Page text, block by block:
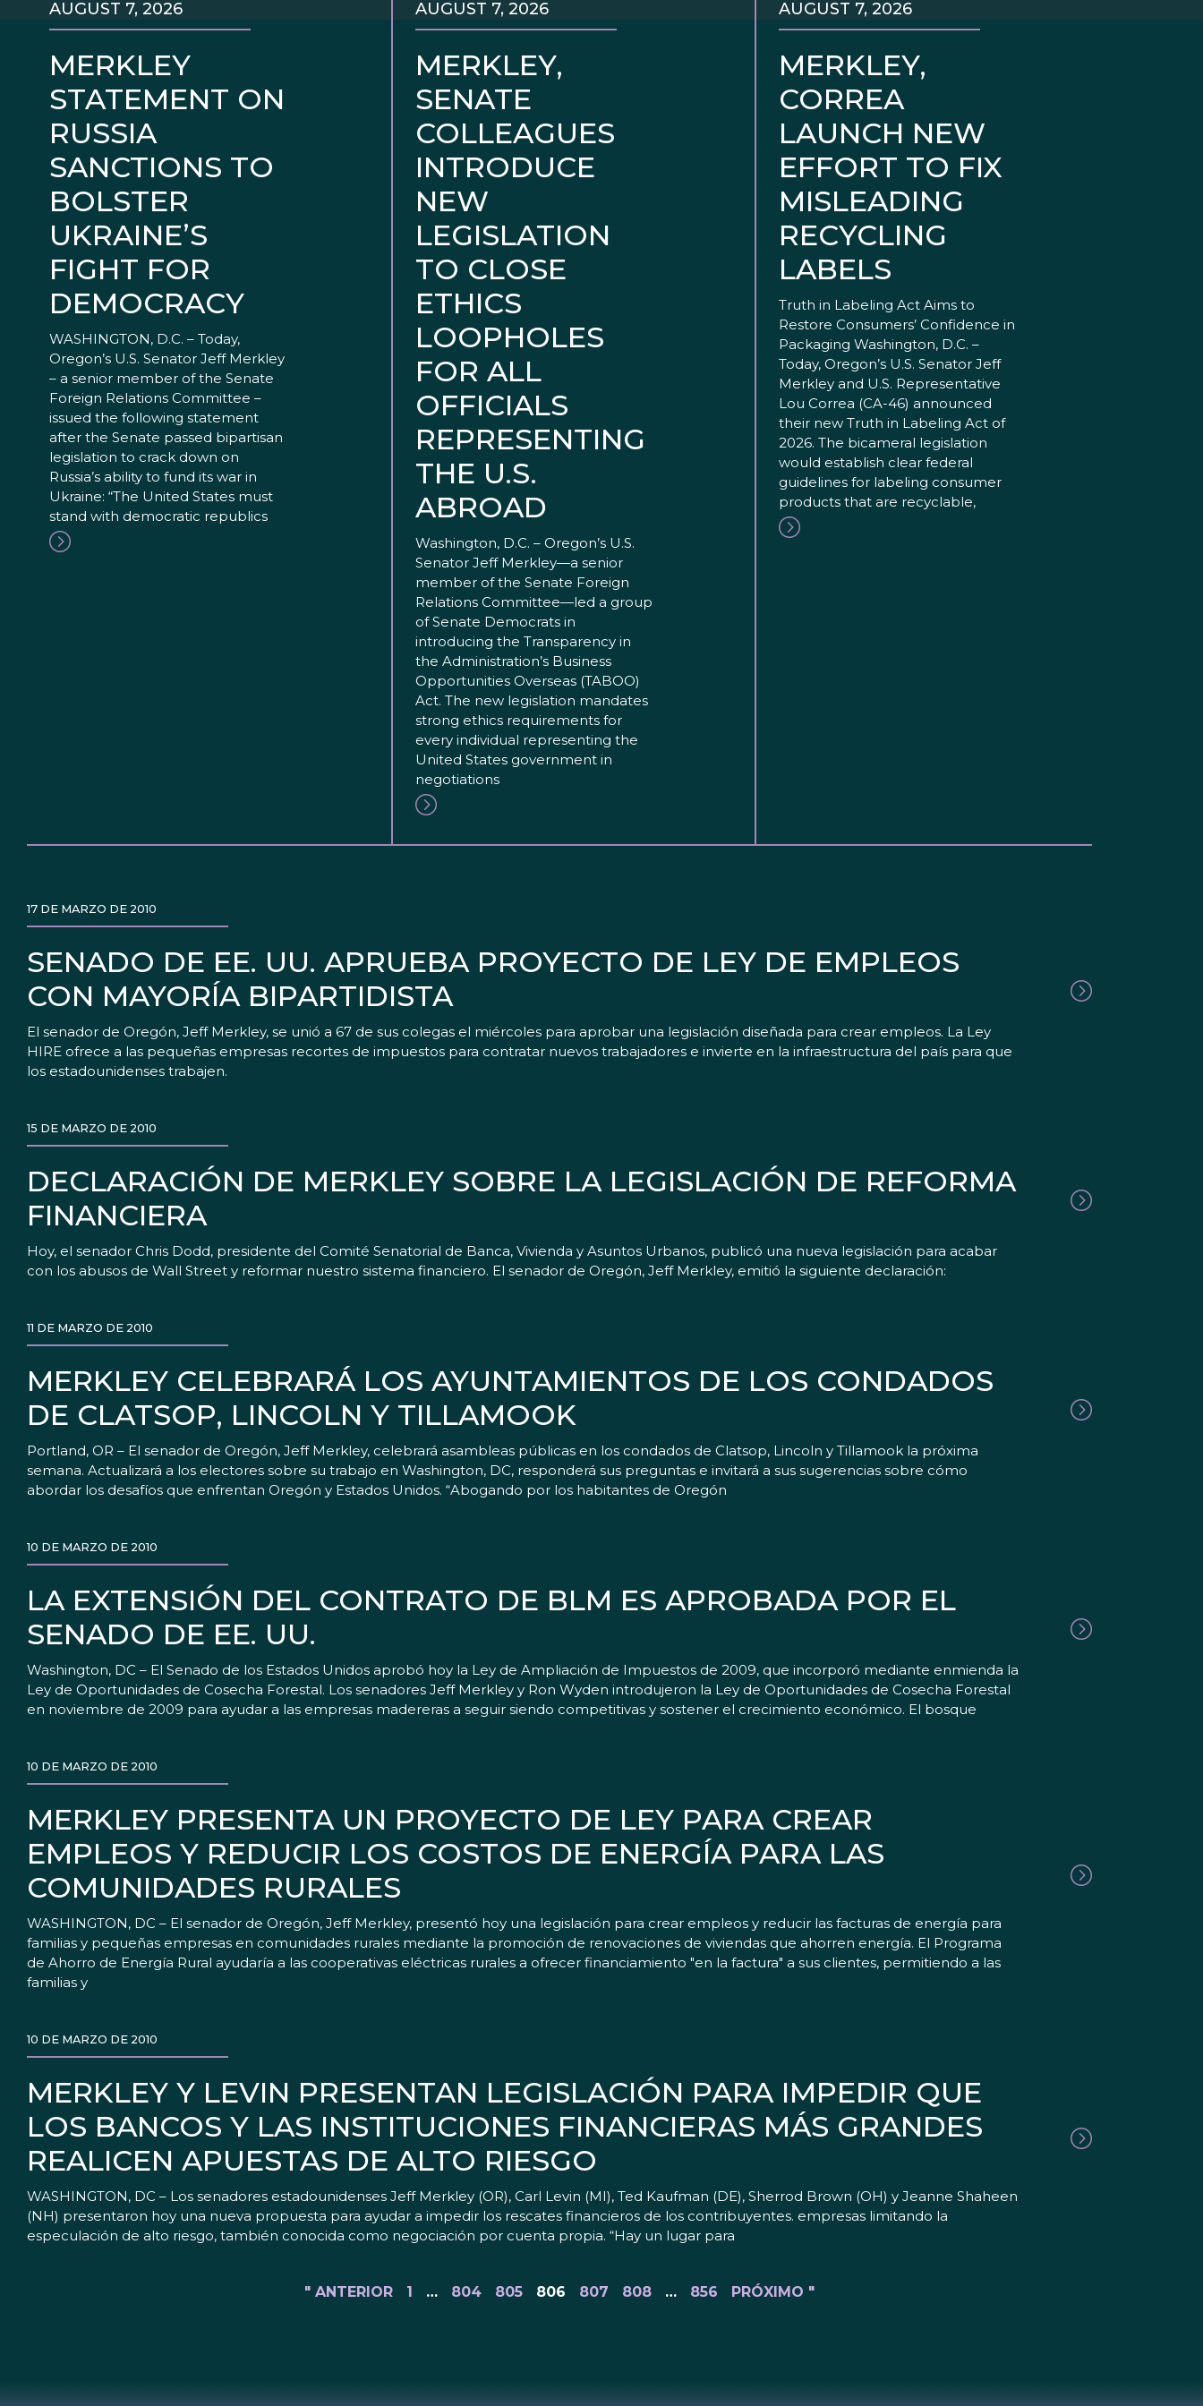
MERKLEY
STATEMENT ON
RUSSIA
SANCTIONS TO
BOLSTER
UKRAINE’S
FIGHT FOR
DEMOCRACY
AUGUST 7, 2026
WASHINGTON, D.C. – Today,
Oregon’s U.S. Senator Jeff Merkley
– a senior member of the Senate
Foreign Relations Committee –
issued the following statement
after the Senate passed bipartisan
legislation to crack down on
Russia’s ability to fund its war in
Ukraine: “The United States must
stand with democratic republics
MERKLEY,
SENATE
COLLEAGUES
INTRODUCE
NEW
LEGISLATION
TO CLOSE
ETHICS
LOOPHOLES
FOR ALL
OFFICIALS
REPRESENTING
THE U.S.
ABROAD
AUGUST 7, 2026
Washington, D.C. – Oregon’s U.S.
Senator Jeff Merkley—a senior
member of the Senate Foreign
Relations Committee—led a group
of Senate Democrats in
introducing the Transparency in
the Administration’s Business
Opportunities Overseas (TABOO)
Act. The new legislation mandates
strong ethics requirements for
every individual representing the
United States government in
negotiations
MERKLEY,
CORREA
LAUNCH NEW
EFFORT TO FIX
MISLEADING
RECYCLING
LABELS
AUGUST 7, 2026
Truth in Labeling Act Aims to
Restore Consumers’ Confidence in
Packaging Washington, D.C. –
Today, Oregon’s U.S. Senator Jeff
Merkley and U.S. Representative
Lou Correa (CA-46) announced
their new Truth in Labeling Act of
2026. The bicameral legislation
would establish clear federal
guidelines for labeling consumer
products that are recyclable,
SENADO DE EE. UU. APRUEBA PROYECTO DE LEY DE EMPLEOS
CON MAYORÍA BIPARTIDISTA
17 DE MARZO DE 2010
El senador de Oregón, Jeff Merkley, se unió a 67 de sus colegas el miércoles para aprobar una legislación diseñada para crear empleos. La Ley
HIRE ofrece a las pequeñas empresas recortes de impuestos para contratar nuevos trabajadores e invierte en la infraestructura del país para que
los estadounidenses trabajen.
DECLARACIÓN DE MERKLEY SOBRE LA LEGISLACIÓN DE REFORMA
FINANCIERA
15 DE MARZO DE 2010
Hoy, el senador Chris Dodd, presidente del Comité Senatorial de Banca, Vivienda y Asuntos Urbanos, publicó una nueva legislación para acabar
con los abusos de Wall Street y reformar nuestro sistema financiero. El senador de Oregón, Jeff Merkley, emitió la siguiente declaración:
MERKLEY CELEBRARÁ LOS AYUNTAMIENTOS DE LOS CONDADOS
DE CLATSOP, LINCOLN Y TILLAMOOK
11 DE MARZO DE 2010
Portland, OR – El senador de Oregón, Jeff Merkley, celebrará asambleas públicas en los condados de Clatsop, Lincoln y Tillamook la próxima
semana. Actualizará a los electores sobre su trabajo en Washington, DC, responderá sus preguntas e invitará a sus sugerencias sobre cómo
abordar los desafíos que enfrentan Oregón y Estados Unidos. “Abogando por los habitantes de Oregón
LA EXTENSIÓN DEL CONTRATO DE BLM ES APROBADA POR EL
SENADO DE EE. UU.
10 DE MARZO DE 2010
Washington, DC – El Senado de los Estados Unidos aprobó hoy la Ley de Ampliación de Impuestos de 2009, que incorporó mediante enmienda la
Ley de Oportunidades de Cosecha Forestal. Los senadores Jeff Merkley y Ron Wyden introdujeron la Ley de Oportunidades de Cosecha Forestal
en noviembre de 2009 para ayudar a las empresas madereras a seguir siendo competitivas y sostener el crecimiento económico. El bosque
MERKLEY PRESENTA UN PROYECTO DE LEY PARA CREAR
EMPLEOS Y REDUCIR LOS COSTOS DE ENERGÍA PARA LAS
COMUNIDADES RURALES
10 DE MARZO DE 2010
WASHINGTON, DC – El senador de Oregón, Jeff Merkley, presentó hoy una legislación para crear empleos y reducir las facturas de energía para
familias y pequeñas empresas en comunidades rurales mediante la promoción de renovaciones de viviendas que ahorren energía. El Programa
de Ahorro de Energía Rural ayudaría a las cooperativas eléctricas rurales a ofrecer financiamiento "en la factura" a sus clientes, permitiendo a las
familias y
MERKLEY Y LEVIN PRESENTAN LEGISLACIÓN PARA IMPEDIR QUE
LOS BANCOS Y LAS INSTITUCIONES FINANCIERAS MÁS GRANDES
REALICEN APUESTAS DE ALTO RIESGO
10 DE MARZO DE 2010
WASHINGTON, DC – Los senadores estadounidenses Jeff Merkley (OR), Carl Levin (MI), Ted Kaufman (DE), Sherrod Brown (OH) y Jeanne Shaheen
(NH) presentaron hoy una nueva propuesta para ayudar a impedir los rescates financieros de los contribuyentes. empresas limitando la
especulación de alto riesgo, también conocida como negociación por cuenta propia. “Hay un lugar para
" ANTERIOR 1 … 804 805 806 807 808 … 856 PRÓXIMO "